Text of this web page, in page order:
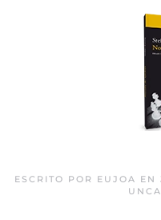
ESCRITO POR EUJOA EN